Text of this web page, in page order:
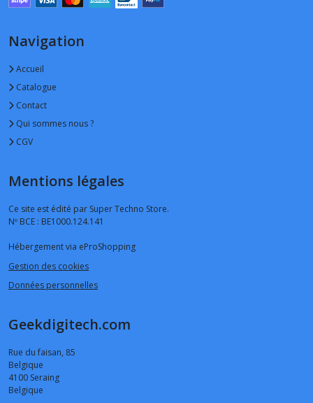
Navigation
Accueil
Catalogue
Contact
Qui sommes nous ?
CGV
Mentions légales
Ce site est édité par Super Techno Store.
Nº BCE : BE1000.124.141
Hébergement via eProShopping
Gestion des cookies
Données personnelles
Geekdigitech.com
Rue du faisan, 85
Belgique
4100 Seraing
Belgique